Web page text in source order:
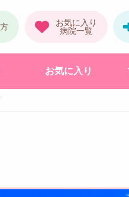
お気に入り